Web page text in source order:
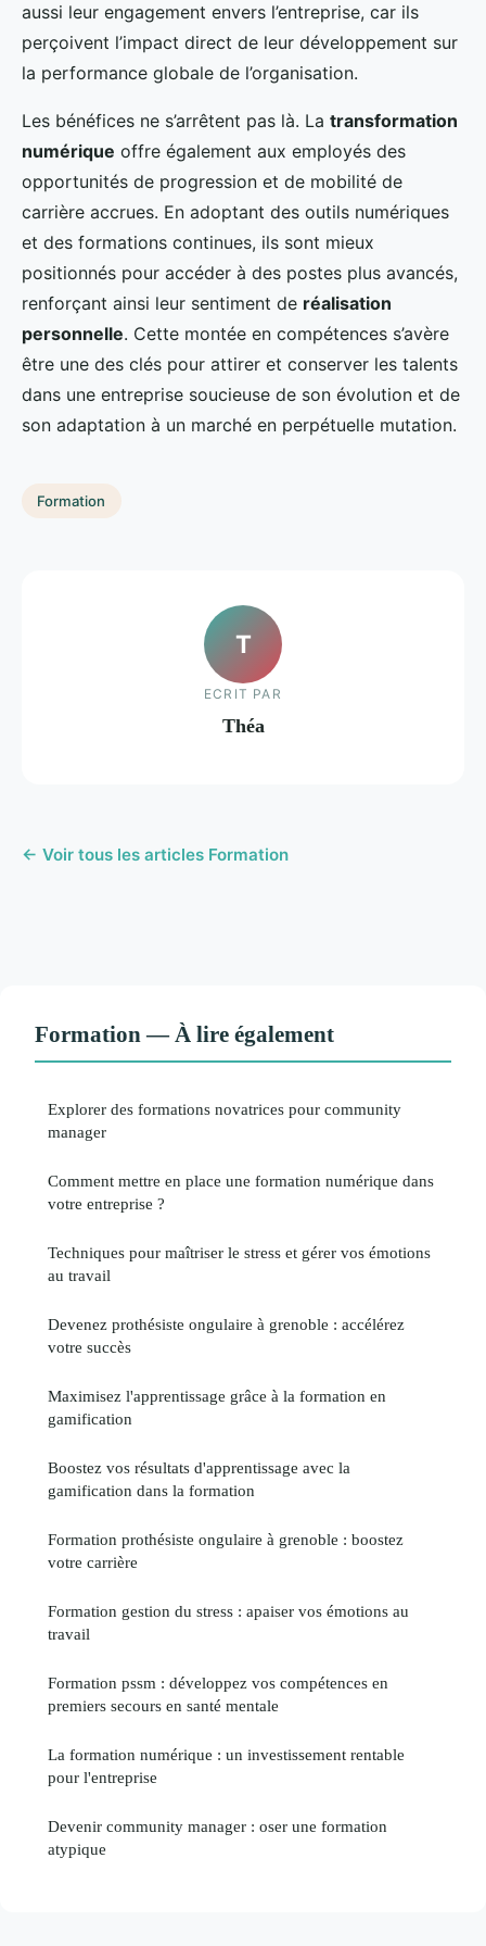
aussi leur engagement envers l’entreprise, car ils
perçoivent l’impact direct de leur développement sur
la performance globale de l’organisation.
Les bénéfices ne s’arrêtent pas là. La transformation
numérique offre également aux employés des
opportunités de progression et de mobilité de
carrière accrues. En adoptant des outils numériques
et des formations continues, ils sont mieux
positionnés pour accéder à des postes plus avancés,
renforçant ainsi leur sentiment de réalisation
personnelle. Cette montée en compétences s’avère
être une des clés pour attirer et conserver les talents
dans une entreprise soucieuse de son évolution et de
son adaptation à un marché en perpétuelle mutation.
Formation
T
ECRIT PAR
Théa
← Voir tous les articles Formation
Formation — À lire également
Explorer des formations novatrices pour community
manager
Comment mettre en place une formation numérique dans
votre entreprise ?
Techniques pour maîtriser le stress et gérer vos émotions
au travail
Devenez prothésiste ongulaire à grenoble : accélérez
votre succès
Maximisez l'apprentissage grâce à la formation en
gamification
Boostez vos résultats d'apprentissage avec la
gamification dans la formation
Formation prothésiste ongulaire à grenoble : boostez
votre carrière
Formation gestion du stress : apaiser vos émotions au
travail
Formation pssm : développez vos compétences en
premiers secours en santé mentale
La formation numérique : un investissement rentable
pour l'entreprise
Devenir community manager : oser une formation
atypique